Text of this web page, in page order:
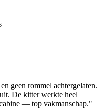
geen rommel achtergelaten.
De kitter werkte heel
— top vakmanschap."